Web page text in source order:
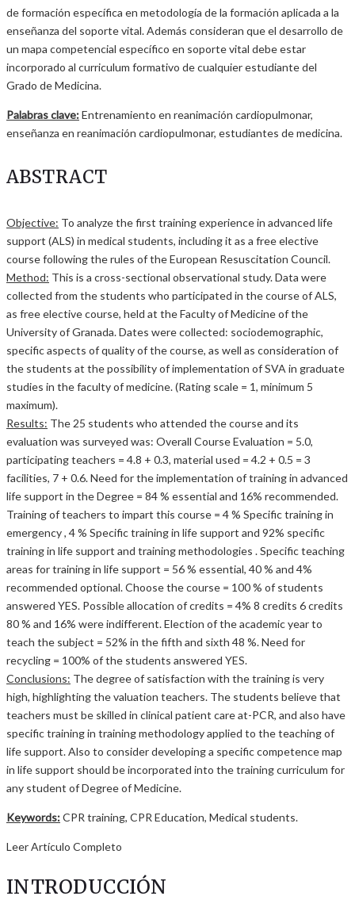
de formación específica en metodología de la formación aplicada a la
enseñanza del soporte vital. Además consideran que el desarrollo de
un mapa competencial específico en soporte vital debe estar
incorporado al curriculum formativo de cualquier estudiante del
Grado de Medicina.
Palabras clave:Entrenamiento en reanimación cardiopulmonar,
enseñanza en reanimación cardiopulmonar, estudiantes de medicina.
ABSTRACT
Objective: To analyze the first training experience in advanced life
support (ALS) in medical students, including it as a free elective
course following the rules of the European Resuscitation Council.
Method: This is a cross-sectional observational study. Data were
collected from the students who participated in the course of ALS,
as free elective course, held at the Faculty of Medicine of the
University of Granada. Dates were collected: sociodemographic,
specific aspects of quality of the course, as well as consideration of
the students at the possibility of implementation of SVA in graduate
studies in the faculty of medicine. (Rating scale = 1, minimum 5
maximum).
Results: The 25 students who attended the course and its
evaluation was surveyed was: Overall Course Evaluation = 5.0,
participating teachers = 4.8 + 0.3, material used = 4.2 + 0.5 = 3
facilities, 7 + 0.6. Need for the implementation of training in advanced
life support in the Degree = 84 % essential and 16% recommended.
Training of teachers to impart this course = 4 % Specific training in
emergency , 4 % Specific training in life support and 92% specific
training in life support and training methodologies . Specific teaching
areas for training in life support = 56 % essential, 40 % and 4%
recommended optional. Choose the course = 100 % of students
answered YES. Possible allocation of credits = 4% 8 credits 6 credits
80 % and 16% were indifferent. Election of the academic year to
teach the subject = 52% in the fifth and sixth 48 %. Need for
recycling = 100% of the students answered YES.
Conclusions: The degree of satisfaction with the training is very
high, highlighting the valuation teachers. The students believe that
teachers must be skilled in clinical patient care at-PCR, and also have
specific training in training methodology applied to the teaching of
life support. Also to consider developing a specific competence map
in life support should be incorporated into the training curriculum for
any student of Degree of Medicine.
Keywords:CPR training, CPR Education, Medical students.
Leer Artículo Completo
INTRODUCCIÓN